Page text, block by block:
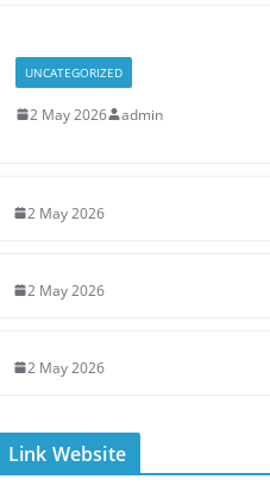
UNCATEGORIZED
2 May 2026 admin
2 May 2026
2 May 2026
2 May 2026
Link Website